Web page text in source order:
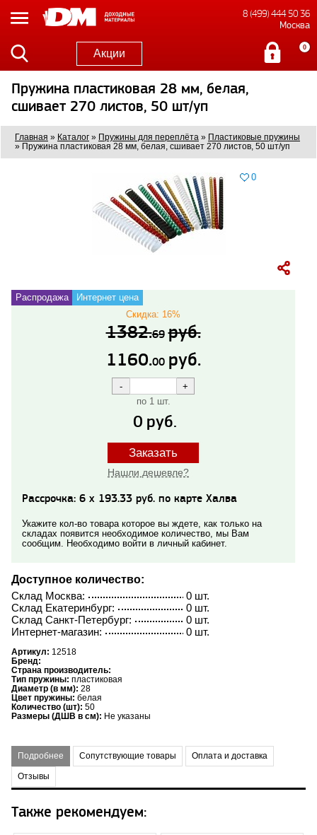
8 (499) 444 50 36
Москва
Акции 0
Пружина пластиковая 28 мм, белая,
сшивает 270 листов, 50 шт/уп
Главная » Каталог » Пружины для переплёта » Пластиковые пружины
» Пружина пластиковая 28 мм, белая, сшивает 270 листов, 50 шт/уп
0
Распродажа Интернет цена
1160.00 руб.
1382.69 руб.
Скидка: 16%
по 1 шт.
0 руб.
Заказать
Нашли дешевле?
Рассрочка: 6 x 193.33 руб. по карте Халва
Укажите кол-во товара которое вы ждете, как только на
складах появится необходимое количество, мы Вам
сообщим. Необходимо войти в личный кабинет.
Доступное количество:
0 шт.
Склад Москва:
0 шт.
Склад Екатеринбург:
0 шт.
Склад Санкт-Петербург:
0 шт.
Интернет-магазин:
Артикул: 12518
Бренд:
Страна производитель:
Тип пружины: пластиковая
Диаметр (в мм): 28
Цвет пружины: белая
Количество (шт): 50
Размеры (ДШВ в см): Не указаны
Подробнее Сопутствующие товары Оплата и доставка
Отзывы
Также рекомендуем: